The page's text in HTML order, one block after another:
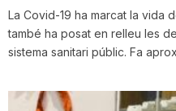
La Covid-19 ha marcat la vida
també ha posat en relleu les
sistema sanitari públic. Fa